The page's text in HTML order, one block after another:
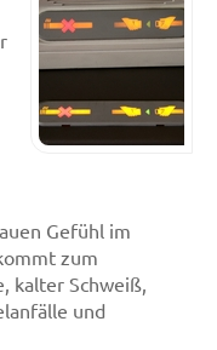
Gefühl im
zum
kalter Schweiß,
und